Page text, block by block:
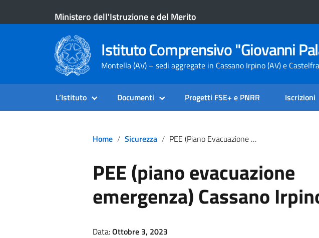
Ministero dell'Istruzione e del Merito
Istituto Comprensivo "Giovanni
Montella (AV) – sedi aggregate in Cassano Irpino (AV) e
L’Istituto Documenti Progetti FSE+ e PNRR Iscrizioni
Home Sicurezza PEE (piano Evacuazione Emergenza) Cassano Irpino
PEE (piano evacuazione
emergenza) Cassano
Data:Ottobre 3, 2023